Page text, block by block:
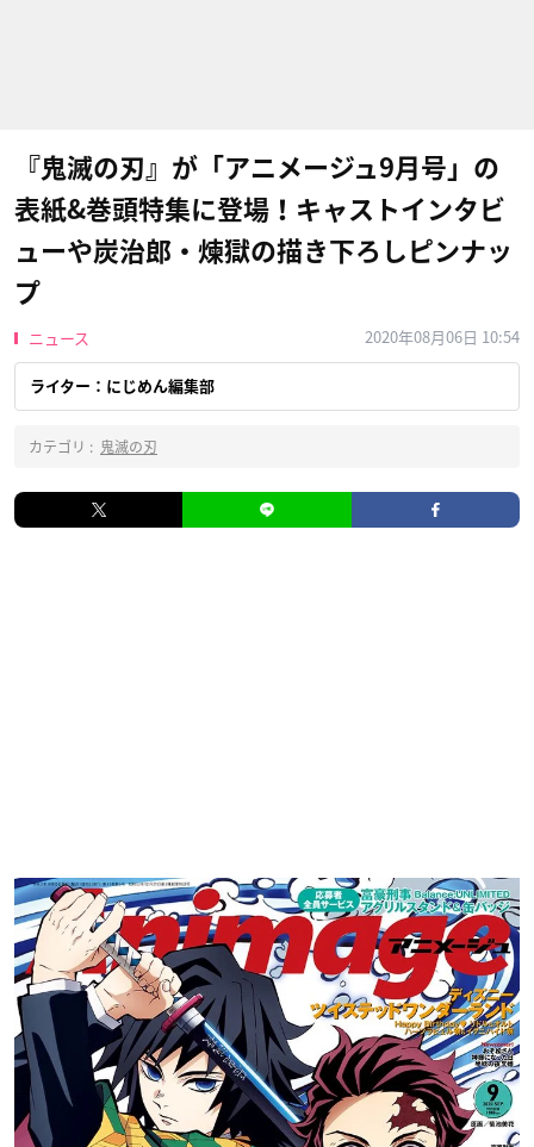
『鬼滅の刃』が「アニメージュ9月号」の
表紙&巻頭特集に登場！キャストインタビ
ューや炭治郎・煉獄の描き下ろしピンナッ
プ
ニュース 2020年08月06日 10:54
ライター：にじめん編集部
カテゴリ : 鬼滅の刃